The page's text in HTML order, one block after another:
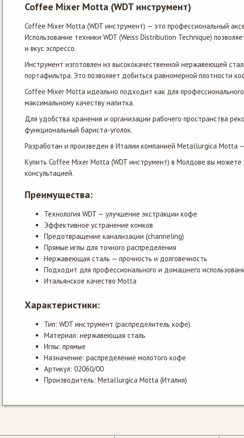
Coffee Mixer Motta (WDT инструмент)
Coffee Mixer Motta (WDT инструмент) — это профессиональный
Использование техники WDT (Weiss Distribution Technique)
и вкус эспрессо.
Инструмент изготовлен из высококачественной нержавеющей
портафильтра. Это позволяет добиться равномерной плотности
Coffee Mixer Motta идеально подходит как для
максимальному качеству напитка.
Для удобства хранения и организации рабочего пространства
функциональный бариста-уголок.
Разработан и произведен в Италии компанией Metallurgica Motta
Купить Coffee Mixer Motta (WDT инструмент) в Молдове вы
консультацией.
Преимущества:
Технология WDT — улучшение экстракции кофе
Эффективное устранение комков
Предотвращение канализации (channeling)
Прямые иглы для точного распределения
Нержавеющая сталь — прочность и долговечность
Подходит для профессионального и домашнего
Итальянское качество Motta
Характеристики:
Тип: WDT инструмент (распределитель кофе)
Материал: нержавеющая сталь
Иглы: прямые
Назначение: распределение молотого кофе
Артикул: 02060/00
Производитель: Metallurgica Motta (Италия)